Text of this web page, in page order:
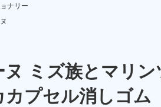
ナリー
ヌ ミズ族とマリ
カプセル消しゴム